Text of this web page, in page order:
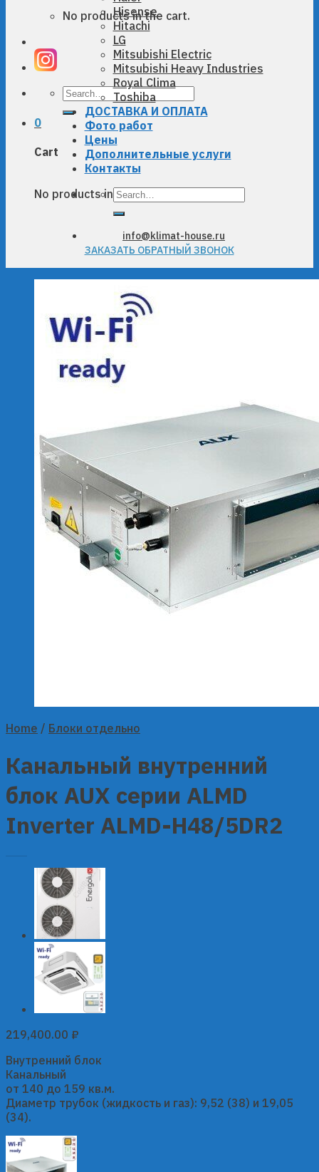
No products in the cart.
Search
0
Cart
No products in the cart.
Hisense
Hitachi
LG
Mitsubishi Electric
Mitsubishi Heavy Industries
Royal Clima
Toshiba
ДОСТАВКА И ОПЛАТА
Фото работ
Цены
Дополнительные услуги
Контакты
Search
info@klimat-house.ru
ЗАКАЗАТЬ ОБРАТНЫЙ ЗВОНОК
Home / Блоки отдельно
Канальный внутренний
блок AUX серии ALMD
Inverter ALMD-H48/5DR2
219,400.00 ₽
Внутренний блок
Канальный
от 140 до 159 кв.м.
Диаметр трубок (жидкость и газ): 9,52 (38) и 19,05
(34).